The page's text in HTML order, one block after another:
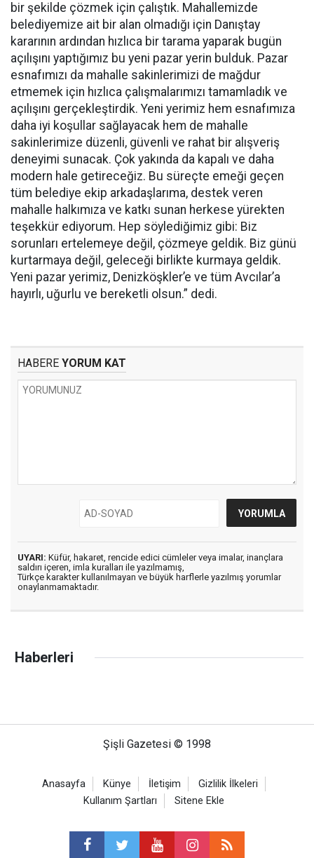
bir şekilde çözmek için çalıştık. Mahallemizde
belediyemize ait bir alan olmadığı için Danıştay
kararının ardından hızlıca bir tarama yaparak bugün
açılışını yaptığımız bu yeni pazar yerin bulduk. Pazar
esnafımızı da mahalle sakinlerimizi de mağdur
etmemek için hızlıca çalışmalarımızı tamamladık ve
açılışını gerçekleştirdik. Yeni yerimiz hem esnafımıza
daha iyi koşullar sağlayacak hem de mahalle
sakinlerimize düzenli, güvenli ve rahat bir alışveriş
deneyimi sunacak. Çok yakında da kapalı ve daha
modern hale getireceğiz. Bu süreçte emeği geçen
tüm belediye ekip arkadaşlarıma, destek veren
mahalle halkımıza ve katkı sunan herkese yürekten
teşekkür ediyorum. Hep söylediğimiz gibi: Biz
sorunları ertelemeye değil, çözmeye geldik. Biz günü
kurtarmaya değil, geleceği birlikte kurmaya geldik.
Yeni pazar yerimiz, Denizköşkler’e ve tüm Avcılar’a
hayırlı, uğurlu ve bereketli olsun.” dedi.
HABERE YORUM KAT
UYARI: Küfür, hakaret, rencide edici cümleler veya imalar, inançlara
saldırı içeren, imla kuralları ile yazılmamış,
Türkçe karakter kullanılmayan ve büyük harflerle yazılmış yorumlar
onaylanmamaktadır.
Haberleri
Şişli Gazetesi © 1998
Anasayfa Künye İletişim
Gizlilik İlkeleri
Kullanım Şartları
Sitene Ekle